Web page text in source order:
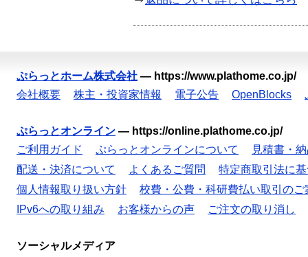
ぷらっとホーム株式会社 — https://www.plathome.co.jp/
会社概要
株主・投資家情報 電子公告 OpenBlocks
ぷらっとオンライン — https://online.plathome.co.jp/
ご利用ガイド
ぷらっとオンラインについて
見積書・
配送・決済について
よくあるご質問
特定商取引法に
個人情報取り扱い方針
校費・公費・科研費払い取引のご
IPv6への取り組み
お客様からの声 ご注文の取り消し
ソーシャルメディア